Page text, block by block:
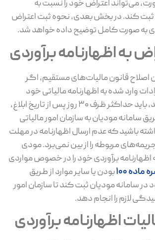
می‌تواند اعتراض خود را نسبت به
ثبت کند. در بخش بعدی، نحوه ثبت اعتراض
به صورت کامل توضیح داده خواهد شد.
به اظهارنامه برآوردی
۹۷ قانون اصلاح قانون مالیات‌های مستقیم، اگر
وارد شده به اظهارنامه مالیاتی خود
اعتراض داشته باشد، باید حداکثر ظرف ۳۰ روز پس از تاریخ ابلاغ،
سامانه مودیان به سازمان امور مالیاتی
باشید که عدم ارسال اظهارنامه در مهلت
مربوطه را از بین نمی‌برد. مودی
اظهارنامه برآوردی خود را در خصوص مواردی
ماده ۱۰۰
بودن یا سایر موارد از طریق
در سامانه مودیان ثبت کند تا سازمان امور
لازم را انجام دهد.
اظهارنامه برآوردی